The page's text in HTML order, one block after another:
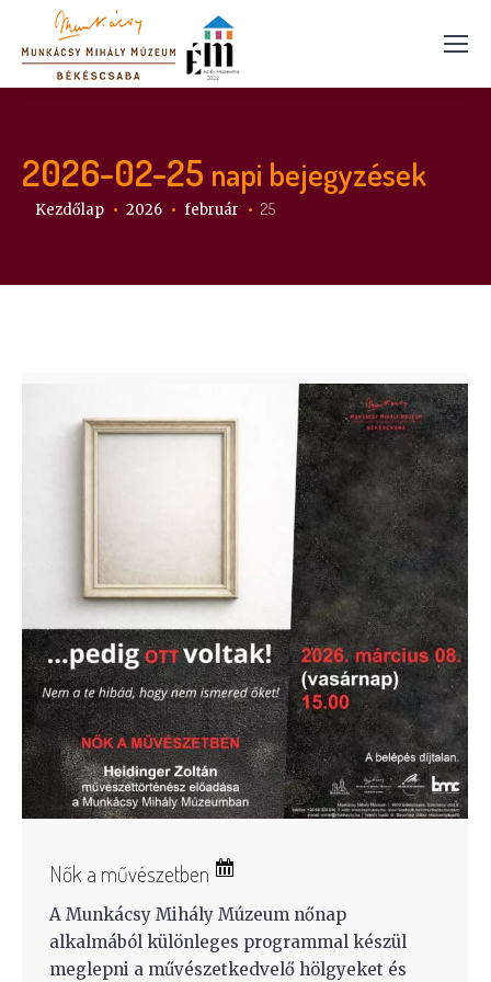
2026-02-25 napi bejegyzések
Itt vagy:
Kezdőlap 2026 február 25
Nők a művészetben
A Munkácsy Mihály Múzeum nőnap
alkalmából különleges programmal készül
meglepni a művészetkedvelő hölgyeket és